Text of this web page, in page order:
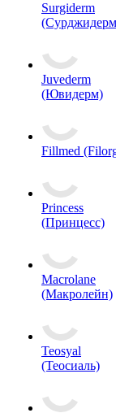
Surgiderm
Juvederm
(Ювидерм)
Fillmed
Princess
(Принцесс)
Macrolane
(Макролейн)
Teosyal
(Теосиаль)